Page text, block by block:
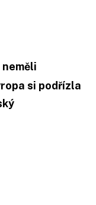
neměli
si podřízla